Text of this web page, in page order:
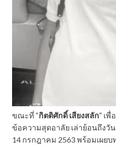
ขณะที่ “กิตติศักดิ์ เสียงสลัก” เ
ข้อความสุดอาลัย เล่าย้อนถึงวั
14 กรกฎาคม 2563 พร้อมเผย